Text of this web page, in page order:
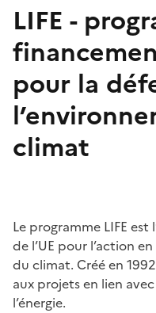
LIFE -
pour la
climat
Le programme LIFE
de l’UE pour l’action
du climat. Créé en
aux projets en lien
l’énergie.